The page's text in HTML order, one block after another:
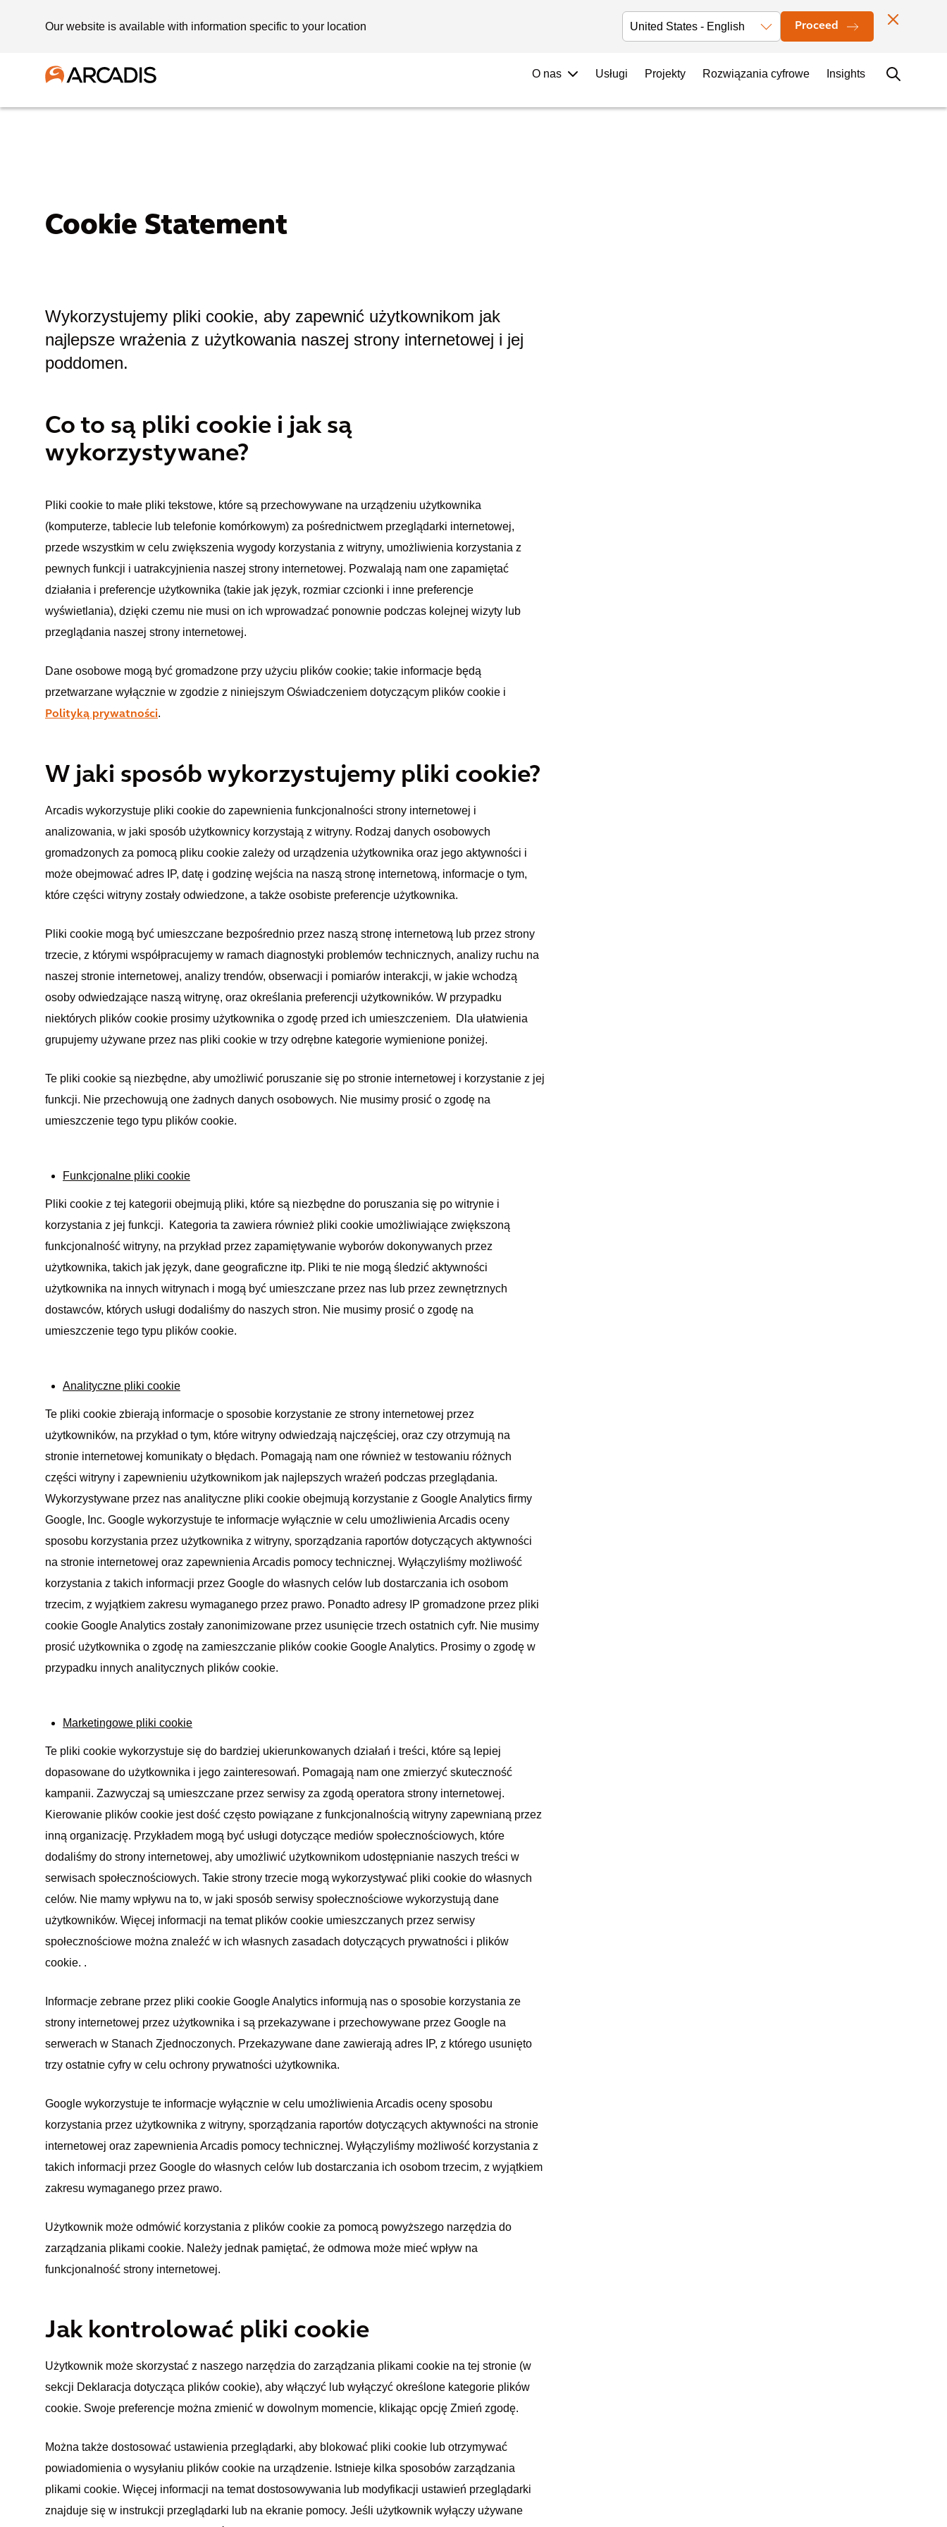
Our website is available with information specific to your location Proceed
Aktualności Nasze lokalizacje Zostań Arkadianem
O nas Usługi Projekty Rozwiązania cyfrowe Insights
Cookie Statement
Wykorzystujemy pliki cookie, aby zapewnić użytkownikom jak
najlepsze wrażenia z użytkowania naszej strony internetowej i jej
poddomen.
Co to są pliki cookie i jak są
wykorzystywane?
Pliki cookie to małe pliki tekstowe, które są przechowywane na urządzeniu użytkownika
(komputerze, tablecie lub telefonie komórkowym) za pośrednictwem przeglądarki internetowej,
przede wszystkim w celu zwiększenia wygody korzystania z witryny, umożliwienia korzystania z
pewnych funkcji i uatrakcyjnienia naszej strony internetowej. Pozwalają nam one zapamiętać
działania i preferencje użytkownika (takie jak język, rozmiar czcionki i inne preferencje
wyświetlania), dzięki czemu nie musi on ich wprowadzać ponownie podczas kolejnej wizyty lub
przeglądania naszej strony internetowej.
Dane osobowe mogą być gromadzone przy użyciu plików cookie; takie informacje będą
przetwarzane wyłącznie w zgodzie z niniejszym Oświadczeniem dotyczącym plików cookie i
Polityką prywatności.
W jaki sposób wykorzystujemy pliki cookie?
Arcadis wykorzystuje pliki cookie do zapewnienia funkcjonalności strony internetowej i
analizowania, w jaki sposób użytkownicy korzystają z witryny. Rodzaj danych osobowych
gromadzonych za pomocą pliku cookie zależy od urządzenia użytkownika oraz jego aktywności i
może obejmować adres IP, datę i godzinę wejścia na naszą stronę internetową, informacje o tym,
które części witryny zostały odwiedzone, a także osobiste preferencje użytkownika.
Pliki cookie mogą być umieszczane bezpośrednio przez naszą stronę internetową lub przez strony
trzecie, z którymi współpracujemy w ramach diagnostyki problemów technicznych, analizy ruchu na
naszej stronie internetowej, analizy trendów, obserwacji i pomiarów interakcji, w jakie wchodzą
osoby odwiedzające naszą witrynę, oraz określania preferencji użytkowników. W przypadku
niektórych plików cookie prosimy użytkownika o zgodę przed ich umieszczeniem. Dla ułatwienia
grupujemy używane przez nas pliki cookie w trzy odrębne kategorie wymienione poniżej.
Te pliki cookie są niezbędne, aby umożliwić poruszanie się po stronie internetowej i korzystanie z jej
funkcji. Nie przechowują one żadnych danych osobowych. Nie musimy prosić o zgodę na
umieszczenie tego typu plików cookie.
Funkcjonalne pliki cookie
Pliki cookie z tej kategorii obejmują pliki, które są niezbędne do poruszania się po witrynie i
korzystania z jej funkcji. Kategoria ta zawiera również pliki cookie umożliwiające zwiększoną
funkcjonalność witryny, na przykład przez zapamiętywanie wyborów dokonywanych przez
użytkownika, takich jak język, dane geograficzne itp. Pliki te nie mogą śledzić aktywności
użytkownika na innych witrynach i mogą być umieszczane przez nas lub przez zewnętrznych
dostawców, których usługi dodaliśmy do naszych stron. Nie musimy prosić o zgodę na
umieszczenie tego typu plików cookie.
Analityczne pliki cookie
Te pliki cookie zbierają informacje o sposobie korzystanie ze strony internetowej przez
użytkowników, na przykład o tym, które witryny odwiedzają najczęściej, oraz czy otrzymują na
stronie internetowej komunikaty o błędach. Pomagają nam one również w testowaniu różnych
części witryny i zapewnieniu użytkownikom jak najlepszych wrażeń podczas przeglądania.
Wykorzystywane przez nas analityczne pliki cookie obejmują korzystanie z Google Analytics firmy
Google, Inc. Google wykorzystuje te informacje wyłącznie w celu umożliwienia Arcadis oceny
sposobu korzystania przez użytkownika z witryny, sporządzania raportów dotyczących aktywności
na stronie internetowej oraz zapewnienia Arcadis pomocy technicznej. Wyłączyliśmy możliwość
korzystania z takich informacji przez Google do własnych celów lub dostarczania ich osobom
trzecim, z wyjątkiem zakresu wymaganego przez prawo. Ponadto adresy IP gromadzone przez pliki
cookie Google Analytics zostały zanonimizowane przez usunięcie trzech ostatnich cyfr. Nie musimy
prosić użytkownika o zgodę na zamieszczanie plików cookie Google Analytics. Prosimy o zgodę w
przypadku innych analitycznych plików cookie.
Marketingowe pliki cookie
Te pliki cookie wykorzystuje się do bardziej ukierunkowanych działań i treści, które są lepiej
dopasowane do użytkownika i jego zainteresowań. Pomagają nam one zmierzyć skuteczność
kampanii. Zazwyczaj są umieszczane przez serwisy za zgodą operatora strony internetowej.
Kierowanie plików cookie jest dość często powiązane z funkcjonalnością witryny zapewnianą przez
inną organizację. Przykładem mogą być usługi dotyczące mediów społecznościowych, które
dodaliśmy do strony internetowej, aby umożliwić użytkownikom udostępnianie naszych treści w
serwisach społecznościowych. Takie strony trzecie mogą wykorzystywać pliki cookie do własnych
celów. Nie mamy wpływu na to, w jaki sposób serwisy społecznościowe wykorzystują dane
użytkowników. Więcej informacji na temat plików cookie umieszczanych przez serwisy
społecznościowe można znaleźć w ich własnych zasadach dotyczących prywatności i plików
cookie. .
Informacje zebrane przez pliki cookie Google Analytics informują nas o sposobie korzystania ze
strony internetowej przez użytkownika i są przekazywane i przechowywane przez Google na
serwerach w Stanach Zjednoczonych. Przekazywane dane zawierają adres IP, z którego usunięto
trzy ostatnie cyfry w celu ochrony prywatności użytkownika.
Google wykorzystuje te informacje wyłącznie w celu umożliwienia Arcadis oceny sposobu
korzystania przez użytkownika z witryny, sporządzania raportów dotyczących aktywności na stronie
internetowej oraz zapewnienia Arcadis pomocy technicznej. Wyłączyliśmy możliwość korzystania z
takich informacji przez Google do własnych celów lub dostarczania ich osobom trzecim, z wyjątkiem
zakresu wymaganego przez prawo.
Użytkownik może odmówić korzystania z plików cookie za pomocą powyższego narzędzia do
zarządzania plikami cookie. Należy jednak pamiętać, że odmowa może mieć wpływ na
funkcjonalność strony internetowej.
Jak kontrolować pliki cookie
Użytkownik może skorzystać z naszego narzędzia do zarządzania plikami cookie na tej stronie (w
sekcji Deklaracja dotycząca plików cookie), aby włączyć lub wyłączyć określone kategorie plików
cookie. Swoje preferencje można zmienić w dowolnym momencie, klikając opcję Zmień zgodę.
Można także dostosować ustawienia przeglądarki, aby blokować pliki cookie lub otrzymywać
powiadomienia o wysyłaniu plików cookie na urządzenie. Istnieje kilka sposobów zarządzania
plikami cookie. Więcej informacji na temat dostosowywania lub modyfikacji ustawień przeglądarki
znajduje się w instrukcji przeglądarki lub na ekranie pomocy. Jeśli użytkownik wyłączy używane